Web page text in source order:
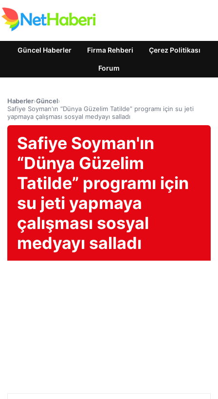
Güncel Haberler Firma Rehberi Çerez Politikası
Forum
Haberler›Güncel›
Safiye Soyman'ın “Dünya Güzelim Tatilde” programı için su jeti
yapmaya çalışması sosyal medyayı salladı
Safiye Soyman'ın
“Dünya Güzelim
Tatilde” programı için
su jeti yapmaya
çalışması sosyal
medyayı salladı